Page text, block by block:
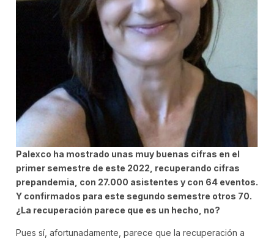
Palexco ha mostrado unas muy buenas cifras en el
primer semestre de este 2022, recuperando cifras
prepandemia, con 27.000 asistentes y con 64 eventos.
Y confirmados para este segundo semestre otros 70.
¿La recuperación parece que es un hecho, no?
Pues sí, afortunadamente, parece que la recuperación a